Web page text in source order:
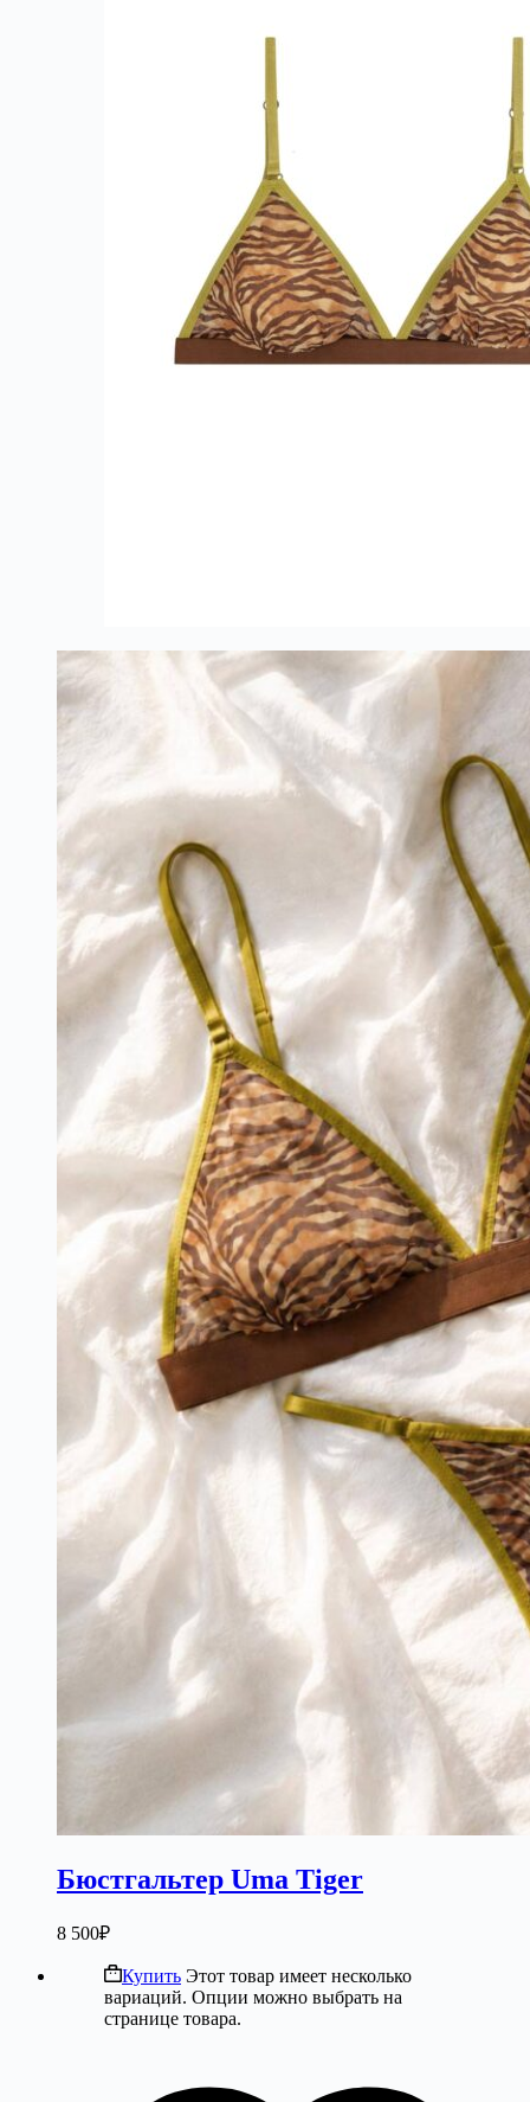
Бюстгальтер Uma Tiger
8 500₽
Купить Этот товар имеет несколько
вариаций. Опции можно выбрать на
странице товара.